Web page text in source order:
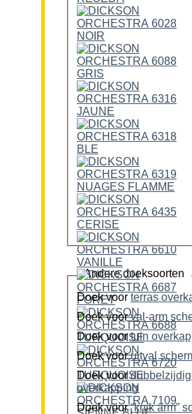
Andere doeksoorten
Doek voor terras
Doek voor
val-arm
Doek voor
tuin
Doek voor
uitval
Doek voor
overkapping
Doek voor